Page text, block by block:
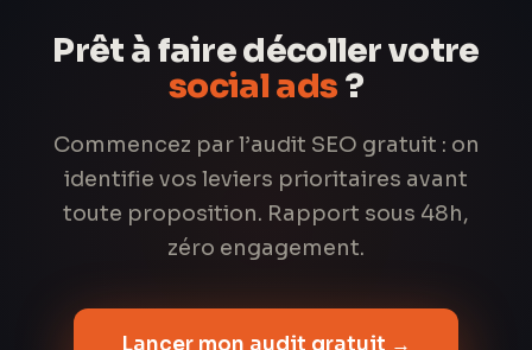
Prêt à faire décoller votre
social ads ?
Commencez par l’audit SEO gratuit : on
identifie vos leviers prioritaires avant
toute proposition. Rapport sous 48h,
zéro engagement.
Lancer mon audit gratuit →